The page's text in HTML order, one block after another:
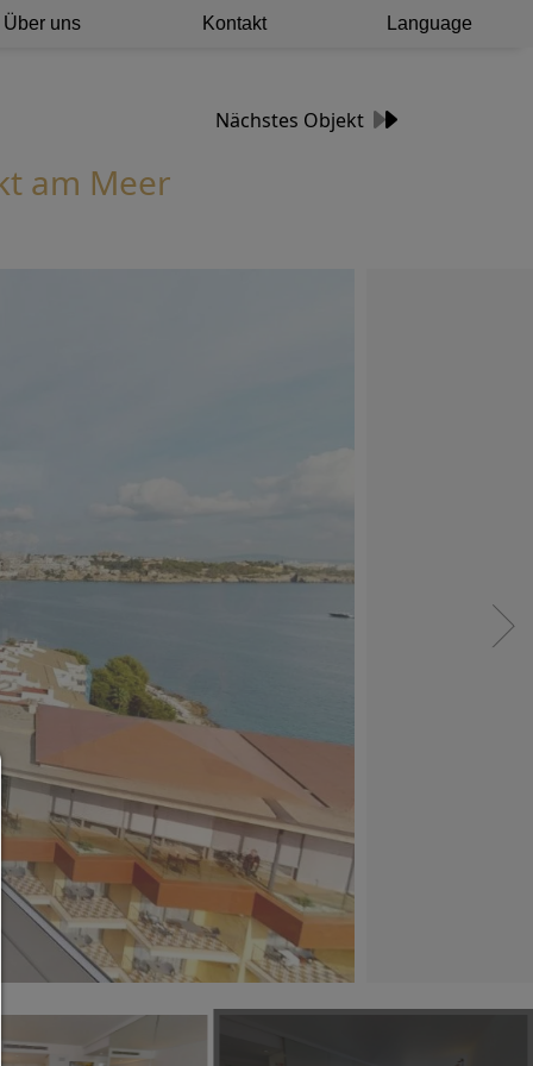
Über uns Kontakt Language
Nächstes Objekt
am Meer
Consent Manager
HILFE
Um fortfahren zu können,müssen Sie eine
Auswahl treffen. Nachfolgend erhalten Sie
Erläuterung der verschiedenen Optionen und
Bedeutung.
Jedes Cookie wie z.B. Tracking- und Analytische-